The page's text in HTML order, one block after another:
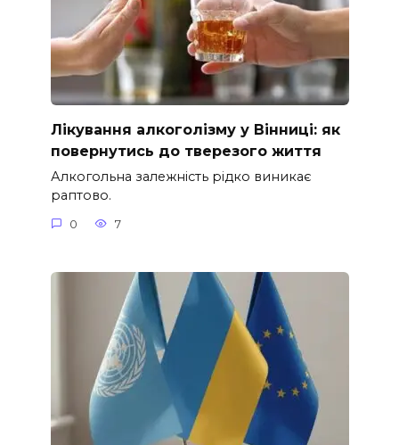
Лікування алкоголізму у Вінниці: як
повернутись до тверезого життя
Алкогольна залежність рідко виникає
раптово.
0 7